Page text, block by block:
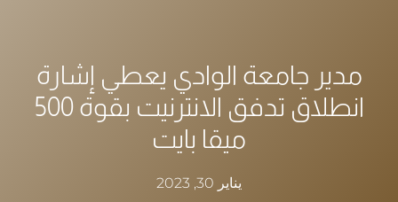
مدير جامعة الوادي يعطي إشارة
انطلاق تدفق الانترنيت بقوة 500
ميقا بايت
يناير 30, 2023